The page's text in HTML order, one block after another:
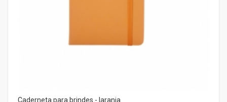
Caderneta para brindes - laranja